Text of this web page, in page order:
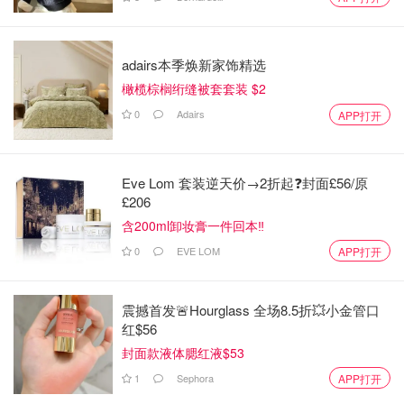
adairs本季焕新家饰精选
橄榄棕榈绗缝被套套装 $2
0 Adairs APP打开
Eve Lom 套装逆天价→2折起❓封面£56/原
£206
含200ml卸妆膏一件回本‼️
0 EVE LOM APP打开
震撼首发🚨Hourglass 全场8.5折💥小金管口
红$56
封面款液体腮红液$53
1 Sephora APP打开